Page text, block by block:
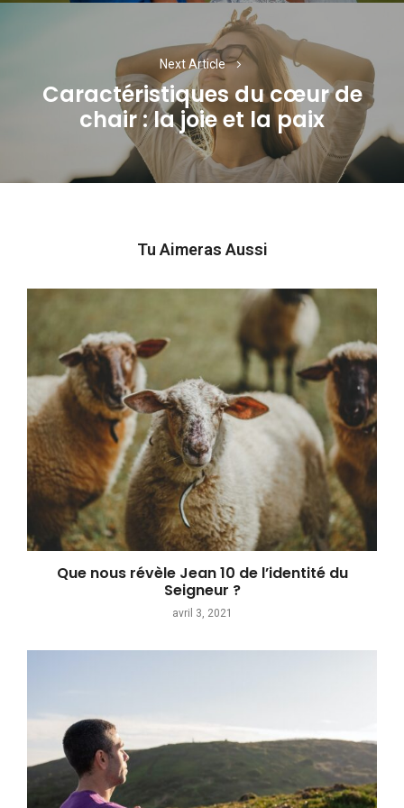
Next Article
Next
post:
Caractéristiques du cœur de
chair : la joie et la paix
Tu Aimeras Aussi
Que nous révèle Jean 10 de l’identité du
Seigneur ?
avril 3, 2021